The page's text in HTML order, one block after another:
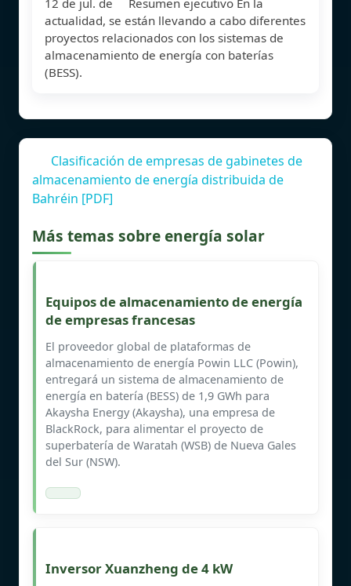
actualidad, se están llevando a cabo diferentes
proyectos relacionados con los sistemas de
almacenamiento de energía con baterías
(BESS).
Clasificación de empresas de gabinetes de
almacenamiento de energía distribuida de
Bahréin [PDF]
Más temas sobre energía solar
Equipos de almacenamiento de energía
de empresas francesas
El proveedor global de plataformas de
almacenamiento de energía Powin LLC (Powin),
entregará un sistema de almacenamiento de
energía en batería (BESS) de 1,9 GWh para
Akaysha Energy (Akaysha), una empresa de
BlackRock, para alimentar el proyecto de
superbatería de Waratah (WSB) de Nueva Gales
del Sur (NSW).
Inversor Xuanzheng de 4 kW